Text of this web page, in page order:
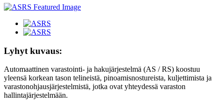
Lyhyt kuvaus:
Automaattinen varastointi- ja hakujärjestelmä (AS / RS) koostuu
yleensä korkean tason telineistä, pinoamisnostureista, kuljettimista ja
varastonohjausjärjestelmistä, jotka ovat yhteydessä varaston
hallintajärjestelmään.